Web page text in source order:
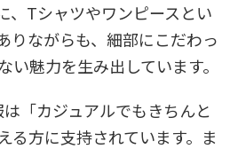
、Tシャツやワンピースとい
りながらも、細部にこだわっ
い魅力を生み出しています。
「カジュアルでもきちんと
る方に支持されています。ま